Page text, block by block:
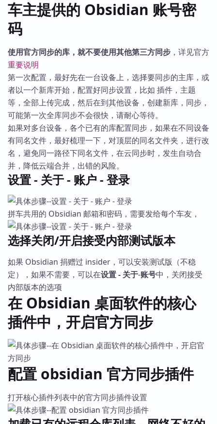
车主提供的 Obsidian 账号密
码
使用官方同步的库，就不要使用其他第三方同步 ，详见官方
重要说明
第一次配置，最好先在一台设备上，选择要同步的主库，或
者以一个新库开始，配置好同步设置，比如 插件，主题
等，全部上传完成，然后在到其他设备，创建新库，同步，
可能第一次全库同步不会很快，请耐心等待。
如果对多台设备，各个已有的库配置同步，如果在不同设备
有同名文件，最好梳理一下，对顶层的同名文件夹，进行改
名，避免同一路径下同名文件，在云同步时，发生自动合
并，降低云端合并，出错的风险。
设置 - 关于 - 账户 - 登录
拼车共用的 Obsidian 邮箱和密码，需要发给每个车友，
选择关闭/开启接受内部测试版本
如果 Obsidian 捐赠过 insider，可以安装测试版（不稳
定），如果不需要，可以在设置 - 关于-账号中，关闭接受
内部版本的选项
在 Obsidian 桌面软件的核心
插件中，开启官方同步
配置 obsidian 官方同步插件
打开核心插件列表中的官方同步插件设置